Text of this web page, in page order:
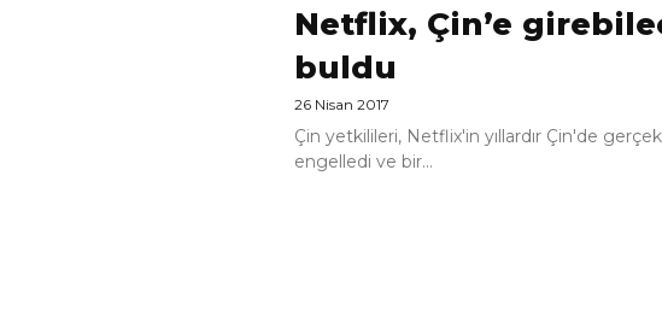
Netflix, Çin’e
buldu
26 Nisan 2017
Çin yetkilileri, Netflix'in yıllardır Çin'de
engelledi ve bir...